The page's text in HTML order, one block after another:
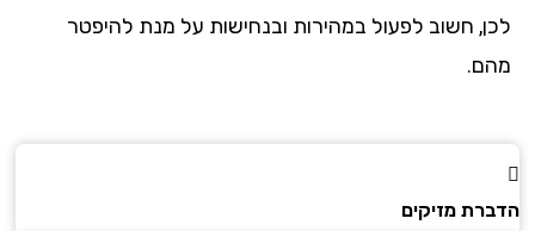
לכן, חשוב לפעול במהירות ובנחישות על מנת להיפטר
מהם.
הדברת מזיקים